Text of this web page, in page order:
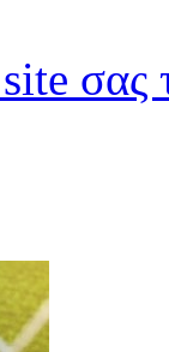
σας